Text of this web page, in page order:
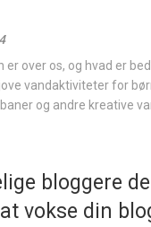
er over os, og hvad er
vandaktiviteter for
og andre kreative
bloggere
vokse din